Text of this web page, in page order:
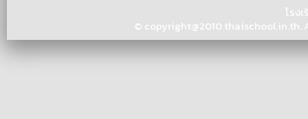
โรง
© copyright@2010 thaischool.in.th.